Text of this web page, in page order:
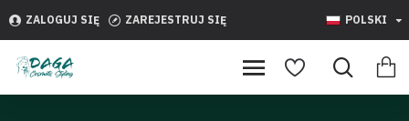
ZALOGUJ SIĘ ZAREJESTRUJ SIĘ POLSKI